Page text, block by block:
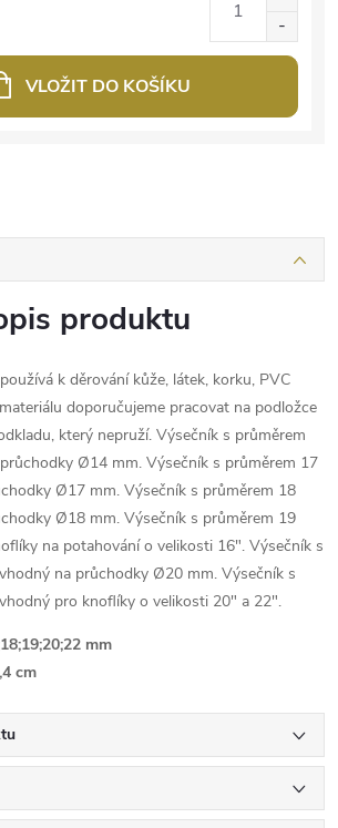
VLOŽIT DO KOŠÍKU
produktu
k děrování kůže, látek, korku, PVC
doporučujeme pracovat na podložce
který nepruží. Výsečník s průměrem
Ø14 mm. Výsečník s průměrem 17
Ø17 mm. Výsečník s průměrem 18
Ø18 mm. Výsečník s průměrem 19
na potahování o velikosti 16". Výsečník s
na průchodky Ø20 mm. Výsečník s
pro knoflíky o velikosti 20" a 22".
mm
cm